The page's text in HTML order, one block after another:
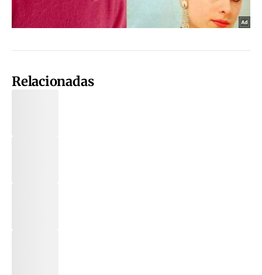
Relacionadas